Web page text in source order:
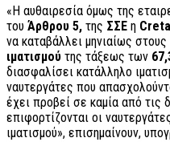
«Η αυθαιρεσία όμως της
του Άρθρου 5, της ΣΣΕ η Creta
να καταβάλλει μηνιαίως
ιματισμού της τάξεως των
διασφαλίσει κατάλληλο
ναυτεργάτες που
έχει προβεί σε καμία από τις
επιφορτίζονται οι
ιματισμού», επισημαίνουν,